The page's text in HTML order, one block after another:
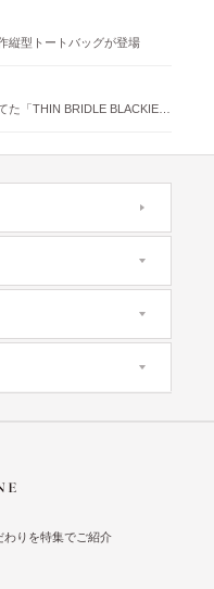
縦型トートバッグが登場
りを特集でご紹介